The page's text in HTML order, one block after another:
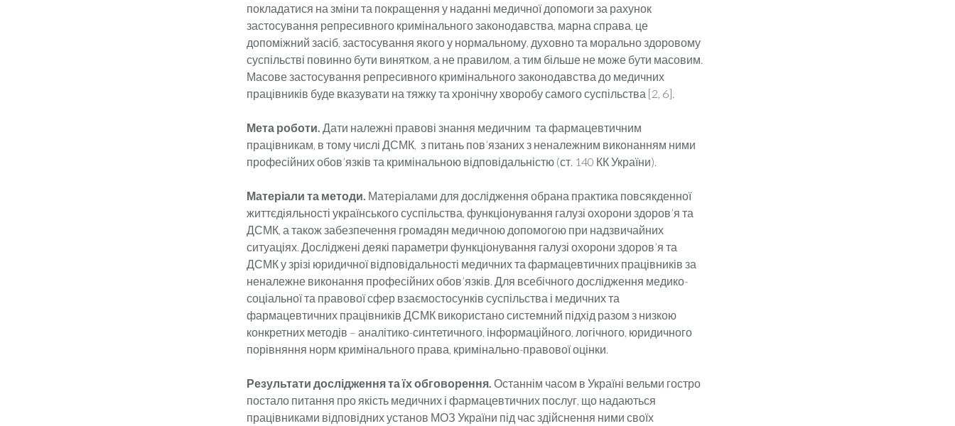
покладатися на зміни та покращення у наданні медичної допомоги за рахунок
застосування репресивного кримінального законодавства, марна справа, це
допоміжний засіб, застосування якого у нормальному, духовно та морально здоровому
суспільстві повинно бути винятком, а не правилом, а тим більше не може бути масовим.
Масове застосування репресивного кримінального законодавства до медичних
працівників буде вказувати на тяжку та хронічну хворобу самого суспільства [2, 6].
Мета роботи. Дати належні правові знання медичним та фармацевтичним
працівникам, в тому числі ДСМК, з питань пов’язаних з неналежним виконанням ними
професійних обов’язків та кримінальною відповідальністю (ст. 140 КК України).
Матеріали та методи. Матеріалами для дослідження обрана практика повсякденної
життєдіяльності українського суспільства, функціонування галузі охорони здоров’я та
ДСМК, а також забезпечення громадян медичною допомогою при надзвичайних
ситуаціях. Досліджені деякі параметри функціонування галузі охорони здоров’я та
ДСМК у зрізі юридичної відповідальності медичних та фармацевтичних працівників за
неналежне виконання професійних обов’язків. Для всебічного дослідження медико-
соціальної та правової сфер взаємостосунків суспільства і медичних та
фармацевтичних працівників ДСМК використано системний підхід разом з низкою
конкретних методів – аналітико-синтетичного, інформаційного, логічного, юридичного
порівняння норм кримінального права, кримінально-правової оцінки.
Результати дослідження та їх обговорення. Останнім часом в Україні вельми гостро
постало питання про якість медичних і фармацев­тичних послуг, що надаються
працівниками відповідних установ МОЗ України під час здійс­нення ними своїх